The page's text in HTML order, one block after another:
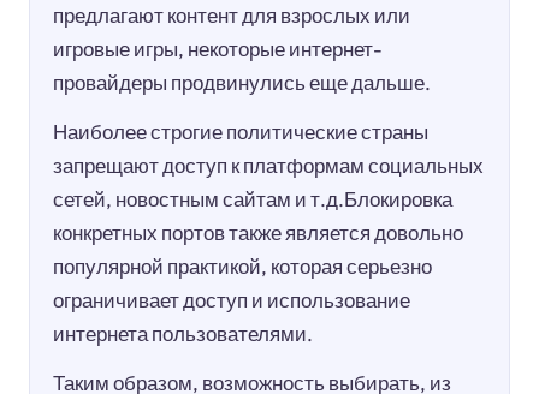
предлагают контент для взрослых или
игровые игры, некоторые интернет-
провайдеры продвинулись еще дальше.
Наиболее строгие политические страны
запрещают доступ к платформам социальных
сетей, новостным сайтам и т.д.Блокировка
конкретных портов также является довольно
популярной практикой, которая серьезно
ограничивает доступ и использование
интернета пользователями.
Таким образом, возможность выбирать, из